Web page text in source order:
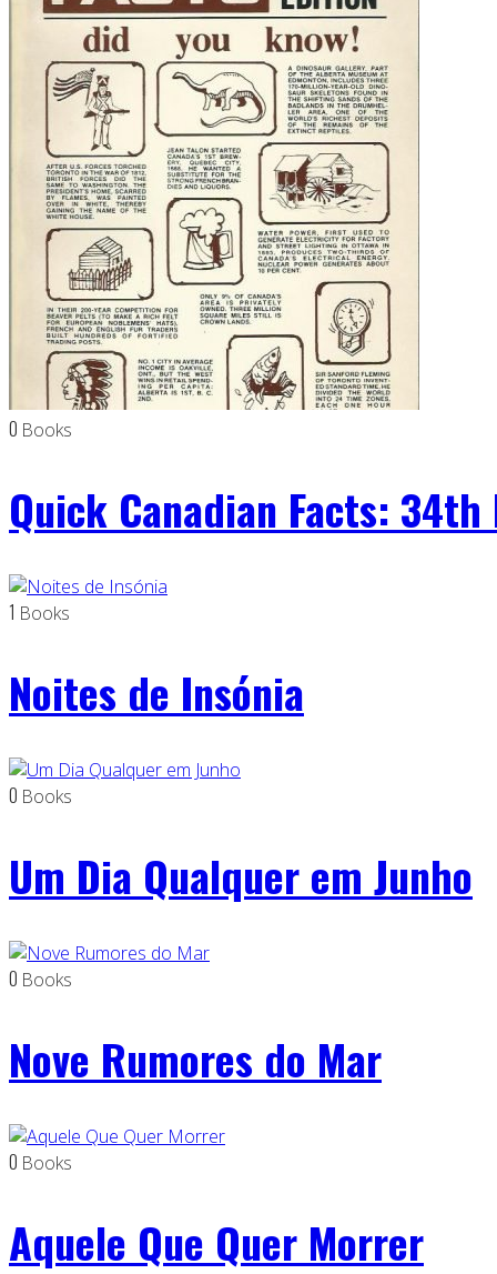
0 Books
Quick Canadian Facts:
1 Books
Noites de Insónia
0 Books
Um Dia Qualquer em Junho
0 Books
Nove Rumores do Mar
0 Books
Aquele Que Quer Morrer